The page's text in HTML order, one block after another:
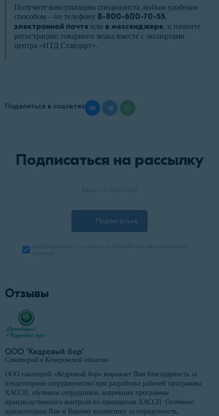
Получите консультацию специалиста любым удобным
способом – по телефону 8-800-600-70-55,
электронной почте или в мессенджере, и начните
регистрацию товарного знака вместе с экспертами
центра «НТД Стандарт».
Поделиться в соцсетях
Подписаться на рассылку
Подписаться
Отзывы
ООО "Кедровый бор"
Санаторий в Кемеровской области
ООО санаторий «Кедровый бор» выражает Вам благодарность за
плодотворное сотрудничество при разработке рабочей программы
ХАССП, обучении сотрудников, коррекции программы
производственного контроля по принципам ХАССП. Особенно
признательны Вам и Вашему коллективу за порядочность,